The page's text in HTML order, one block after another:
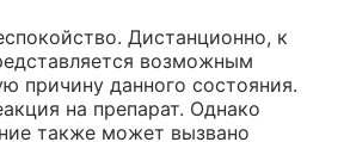
Дистанционно, к
возможным
причину данного состояния.
на препарат. Однако
также может вызвано